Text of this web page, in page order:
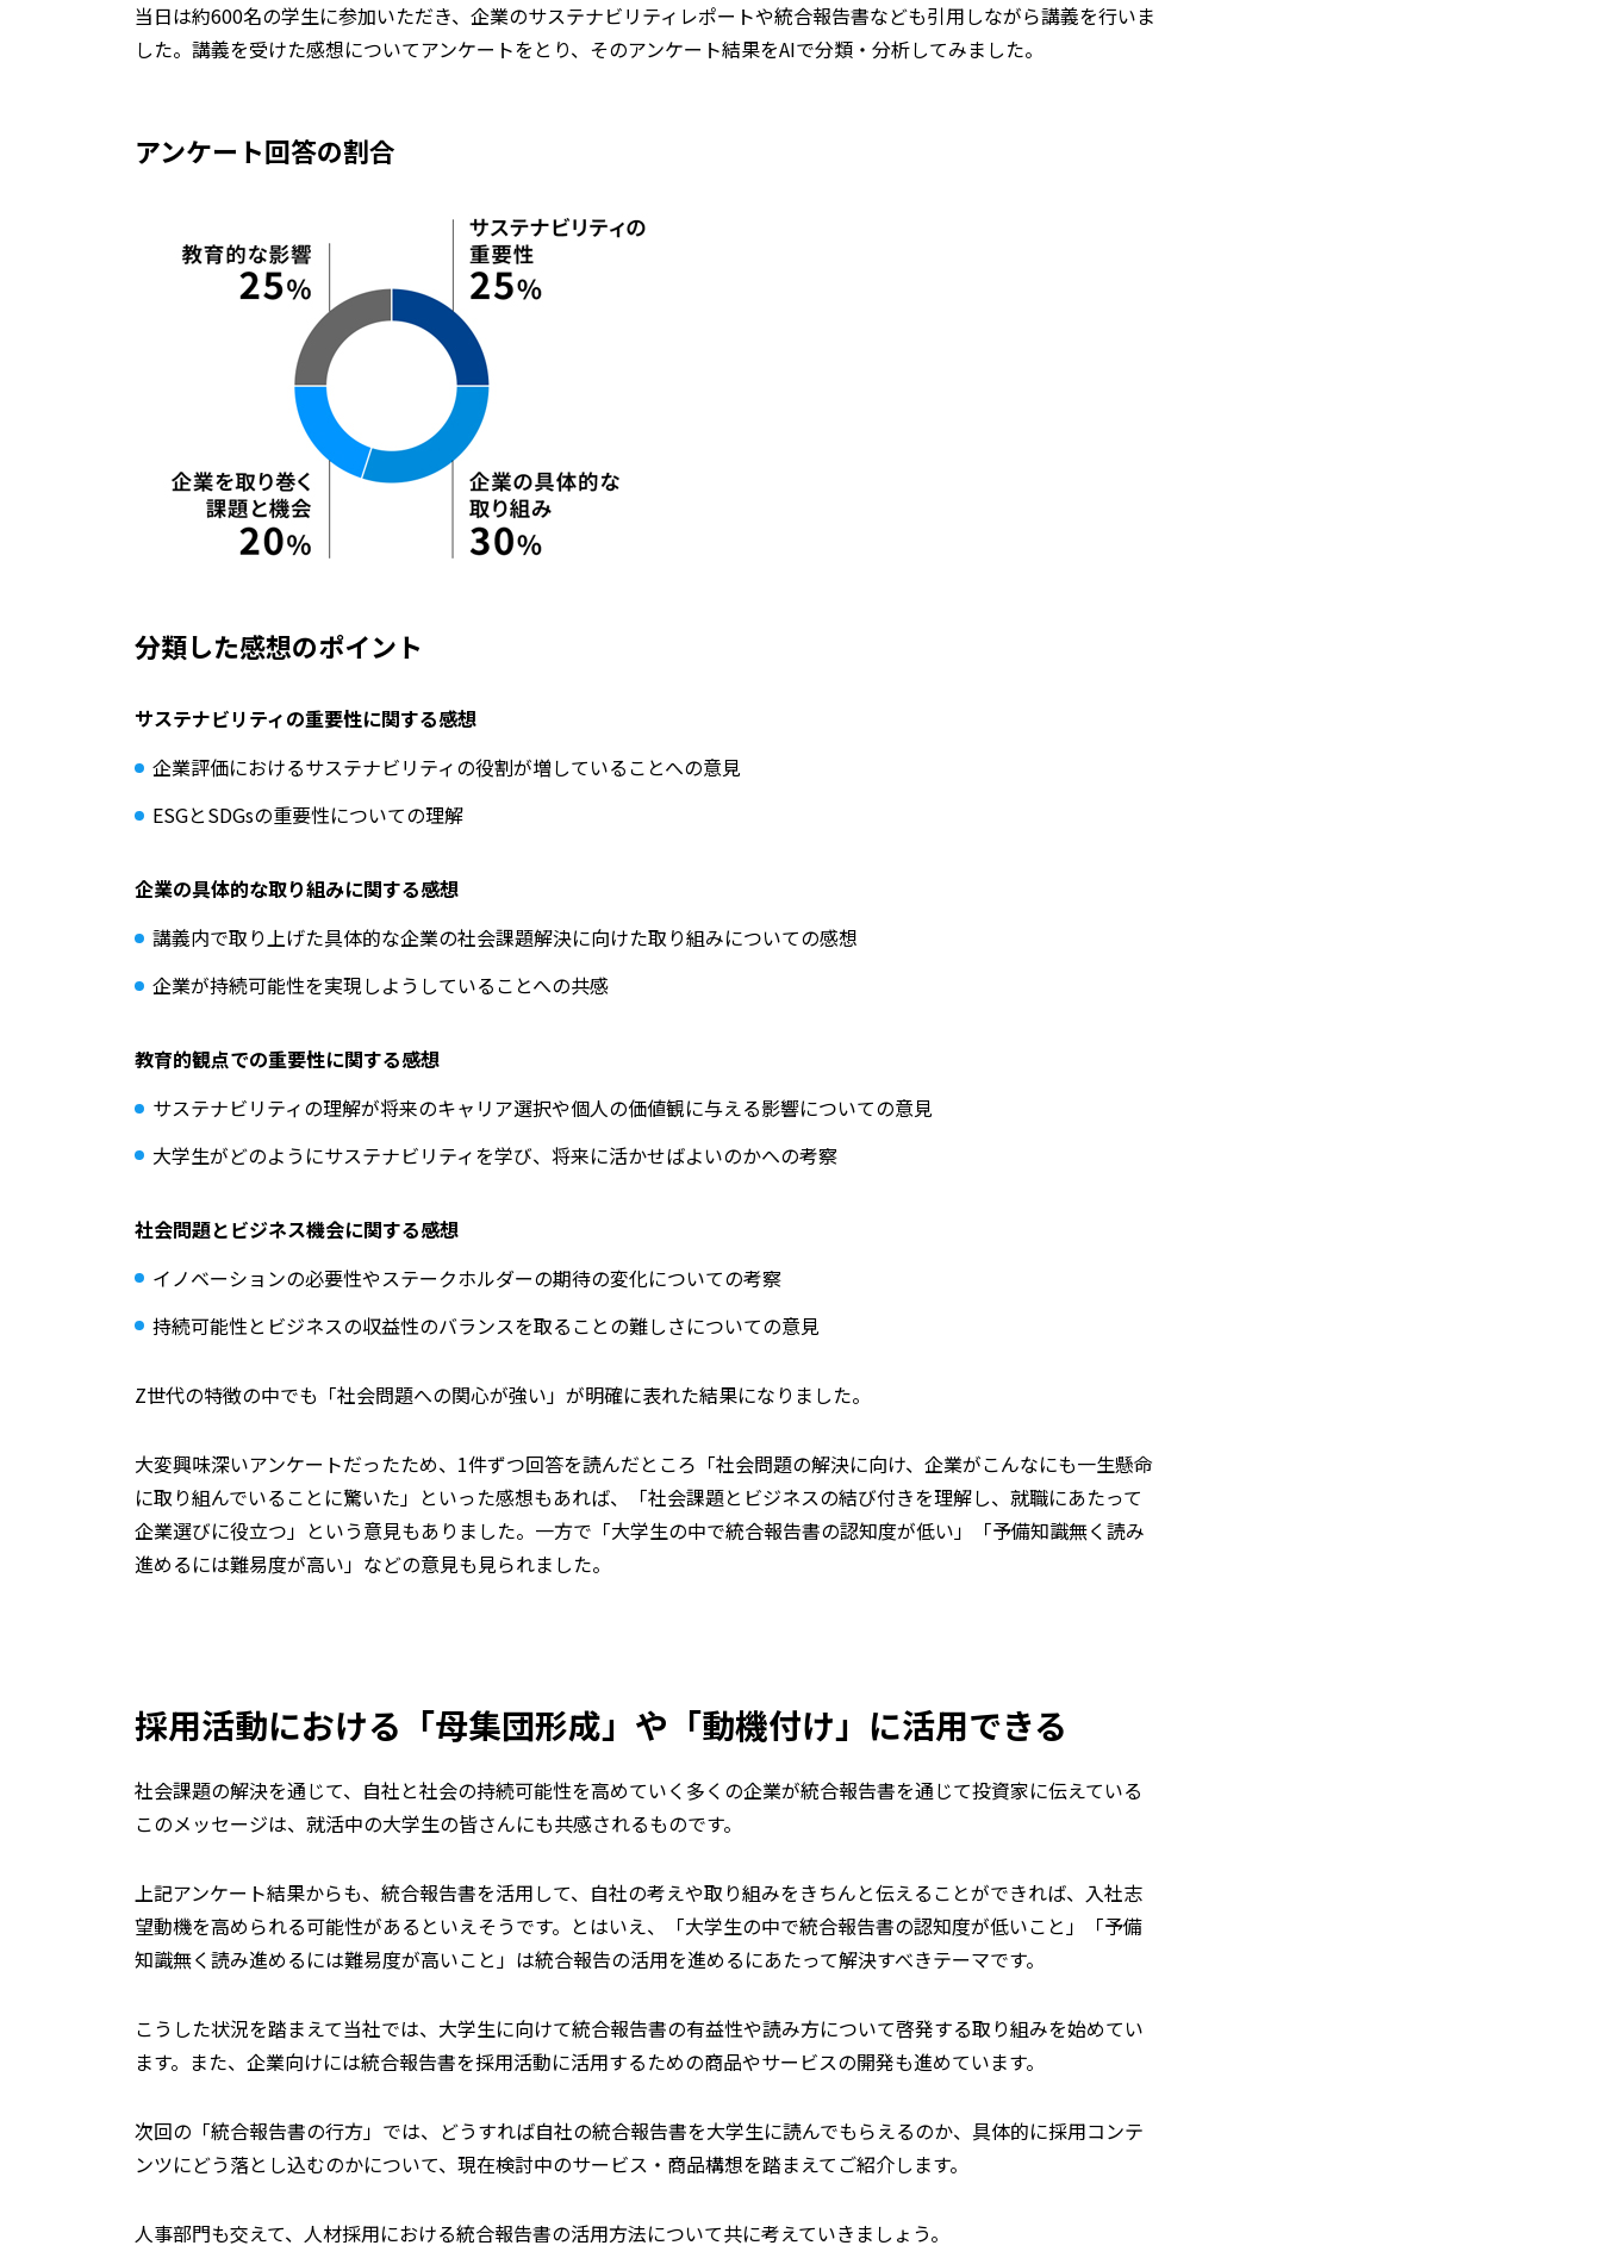
当日は約600名の学生に参加いただき、企業のサステナビリティレポートや統合報告書なども引用しながら講義を行いま
した。講義を受けた感想についてアンケートをとり、そのアンケート結果をAIで分類・分析してみました。
アンケート回答の割合
分類した感想のポイント
サステナビリティの重要性に関する感想
企業評価におけるサステナビリティの役割が増していることへの意見
ESGとSDGsの重要性についての理解
企業の具体的な取り組みに関する感想
講義内で取り上げた具体的な企業の社会課題解決に向けた取り組みについての感想
企業が持続可能性を実現しようしていることへの共感
教育的観点での重要性に関する感想
サステナビリティの理解が将来のキャリア選択や個人の価値観に与える影響についての意見
大学生がどのようにサステナビリティを学び、将来に活かせばよいのかへの考察
社会問題とビジネス機会に関する感想
イノベーションの必要性やステークホルダーの期待の変化についての考察
持続可能性とビジネスの収益性のバランスを取ることの難しさについての意見
Z世代の特徴の中でも「社会問題への関心が強い」が明確に表れた結果になりました。
大変興味深いアンケートだったため、1件ずつ回答を読んだところ「社会問題の解決に向け、企業がこんなにも一生懸命
に取り組んでいることに驚いた」といった感想もあれば、「社会課題とビジネスの結び付きを理解し、就職にあたって
企業選びに役立つ」という意見もありました。一方で「大学生の中で統合報告書の認知度が低い」「予備知識無く読み
進めるには難易度が高い」などの意見も見られました。
採用活動における「母集団形成」や「動機付け」に活用できる
社会課題の解決を通じて、自社と社会の持続可能性を高めていく―――多くの企業が統合報告書を通じて投資家に伝えている
このメッセージは、就活中の大学生の皆さんにも共感されるものです。
上記アンケート結果からも、統合報告書を活用して、自社の考えや取り組みをきちんと伝えることができれば、入社志
望動機を高められる可能性があるといえそうです。とはいえ、「大学生の中で統合報告書の認知度が低いこと」「予備
知識無く読み進めるには難易度が高いこと」は統合報告の活用を進めるにあたって解決すべきテーマです。
こうした状況を踏まえて当社では、大学生に向けて統合報告書の有益性や読み方について啓発する取り組みを始めてい
ます。また、企業向けには統合報告書を採用活動に活用するための商品やサービスの開発も進めています。
次回の「統合報告書の行方」では、どうすれば自社の統合報告書を大学生に読んでもらえるのか、具体的に採用コンテ
ンツにどう落とし込むのかについて、現在検討中のサービス・商品構想を踏まえてご紹介します。
人事部門も交えて、人材採用における統合報告書の活用方法について共に考えていきましょう。